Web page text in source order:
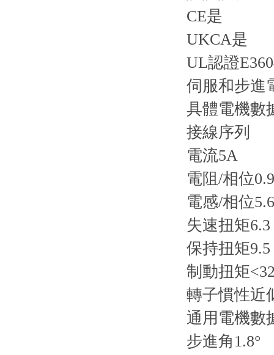
CE是
UKCA是
UL認證
伺服和步進
具體電機數
接線序列
電流5A
電阻/相位
電感/相位
失速扭矩6.3
保持扭矩9.5
制動扭矩
轉子慣性近
通用電機數
步進角1.8°